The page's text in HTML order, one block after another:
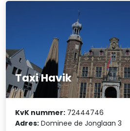
Taxi Havik
KvK nummer: 72444746
Adres: Dominee de Jonglaan 3